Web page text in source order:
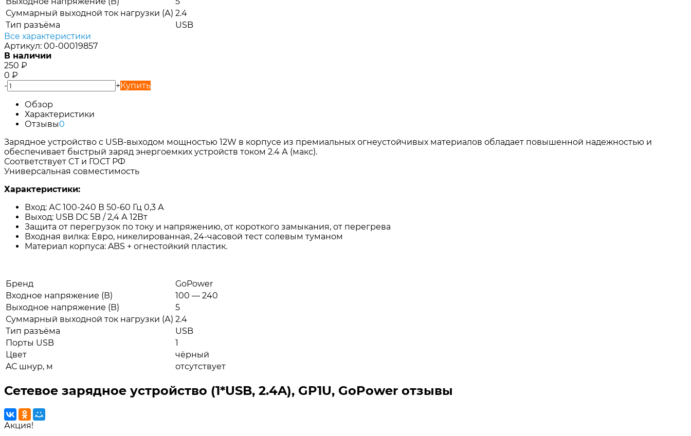
Суммарный выходной ток нагрузки (А) 2.4
Тип разъёма
USB
Все характеристики
Артикул: 00-00019857
В наличии
250 ₽
0 ₽
-
+Купить
Обзор
Характеристики
Отзывы0
Зарядное устройство с USB-выходом мощностью 12W в корпусе из премиальных огнеустойчивых материалов обладает повышенной надежностью и
обеспечивает быстрый заряд энергоемких устройств током 2.4 А (макс).
Соответствует CT и ГОСТ РФ
Универсальная совместимость
Характеристики:
Вход: АС 100-240 В 50-60 Гц 0,3 А
Выход: USB DС 5В / 2,4 А 12Вт
Защита от перегрузок по току и напряжению, от короткого замыкания, от перегрева
Входная вилка: Евро, никелированная, 24-часовой тест солевым туманом
Материал корпуса: ABS + огнестойкий пластик.
Бренд
GoPower
Входное напряжение (В)
100 — 240
Выходное напряжение (В)
5
Суммарный выходной ток нагрузки (А) 2.4
Тип разъёма
USB
Порты USB
1
Цвет
чёрный
AС шнур, м
отсутствует
Сетевое зарядное устройство (1*USB, 2.4A), GP1U, GoPower отзывы
Акция!